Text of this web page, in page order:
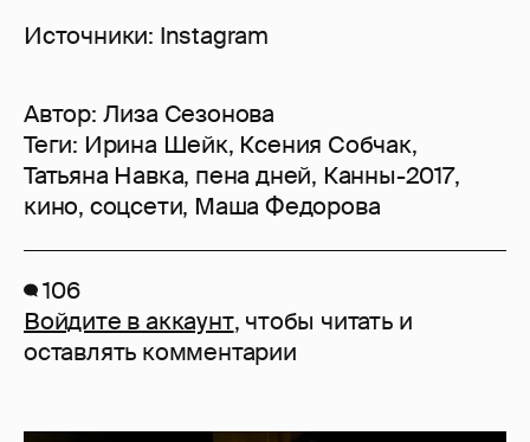
Источники: Instagram
Автор: Лиза Сезонова
Теги: Ирина Шейк, Ксения Собчак,
Татьяна Навка, пена дней, Канны-2017,
кино, соцсети, Маша Федорова
106
Войдите в аккаунт, чтобы читать и
оставлять комментарии